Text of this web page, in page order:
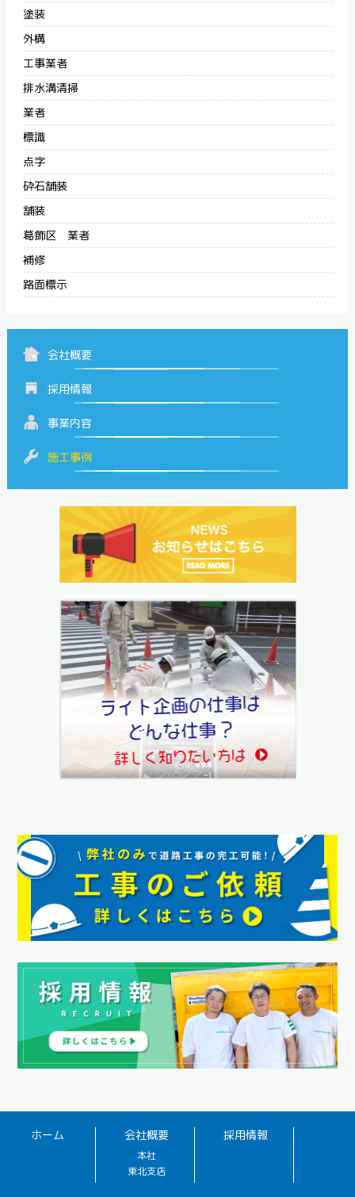
塗装
外構
工事業者
排水溝清掃
業者
標識
点字
砕石舗装
舗装
葛飾区 業者
補修
路面標示
会社概要
採用情報
事業内容
施工事例
ホーム 会社概要
本社
東北支店
採用情報